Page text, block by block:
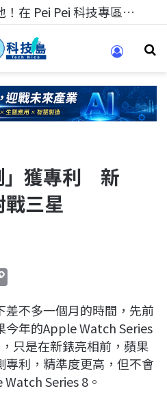
科技人的經驗傳承地！在 Pei Pei 科技專區，與學弟妹交流最硬核的技術
」獲專利 新
三星
p
y
L
i
n
不多一個月的時間，先前
今年的Apple Watch Series
只是在新錶亮相前，蘋果
專利，精準度更高，但不會
Series 8。